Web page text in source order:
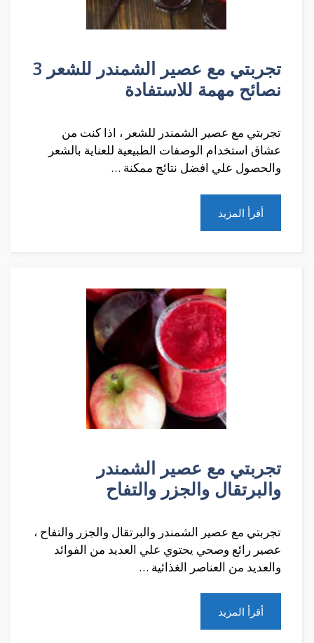
تجربتي مع عصير الشمندر للشعر 3
نصائح مهمة للاستفادة
تجربتي مع عصير الشمندر للشعر ، اذا كنت من
عشاق استخدام الوصفات الطبيعية للعناية بالشعر
والحصول علي افضل نتائج ممكنة …
أقرأ المزيد
تجربتي مع عصير الشمندر
والبرتقال والجزر والتفاح
تجربتي مع عصير الشمندر والبرتقال والجزر والتفاح ،
عصير رائع وصحي يحتوي علي العديد من الفوائد
والعديد من العناصر الغذائية …
أقرأ المزيد